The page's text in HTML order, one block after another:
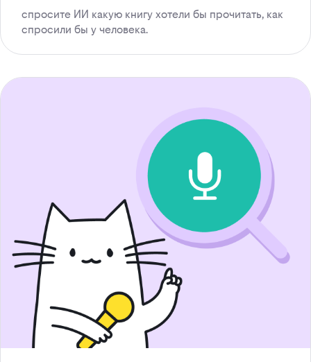
спросите ИИ какую книгу хотели бы прочитать, как
спросили бы у человека.